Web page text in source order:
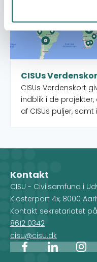
CISUs
CISUs Verdenskort
indblik i de
af CISUs puljer,
Når du vælger et
forskellige projekter,
også, hvilke CISU-
arbejder i det
Kontakt
CISU - Civilsamfund i
Klosterport 4x, 8000
Kontakt sekretariatet
8612 0342
cisu@cisu.dk
FacebookLinkedIn